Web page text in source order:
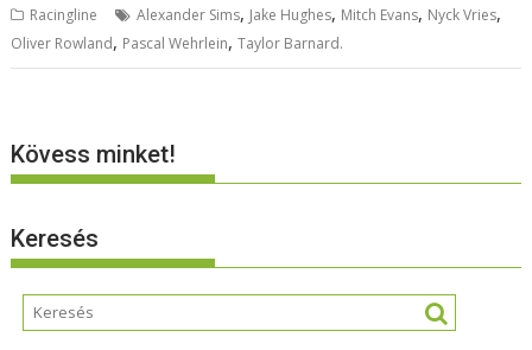
Racingline Alexander Sims, Jake Hughes, Mitch Evans, Nyck Vries,
Oliver Rowland, Pascal Wehrlein,Taylor Barnard.
Kövess minket!
Keresés